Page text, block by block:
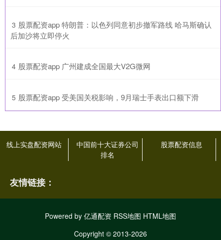
3 ​股票配资app 特朗普：以色列同意初步撤军路线 哈马斯确认
后加沙将立即停火
4 ​股票配资app 广州建成全国最大V2G微网
5 ​股票配资app 受美国关税影响，9月瑞士手表出口额下滑
线上实盘配资网站
中国前十大证券公司
排名
股票配资信息
友情链接：
Powered by 亿通配资 RSS地图 HTML地图
Copyright © 2013-2026